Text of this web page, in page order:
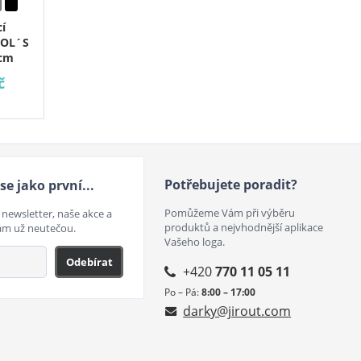
jako první...
naše akce a
už neutečou.
Odebírat
Potřebujete poradit?
Pomůžeme Vám při výběru
produktů a nejvhodnější aplikace
Vašeho loga.
+420770 11 05 11
Po – Pá:8:00 – 17:00
darky@jirout.com